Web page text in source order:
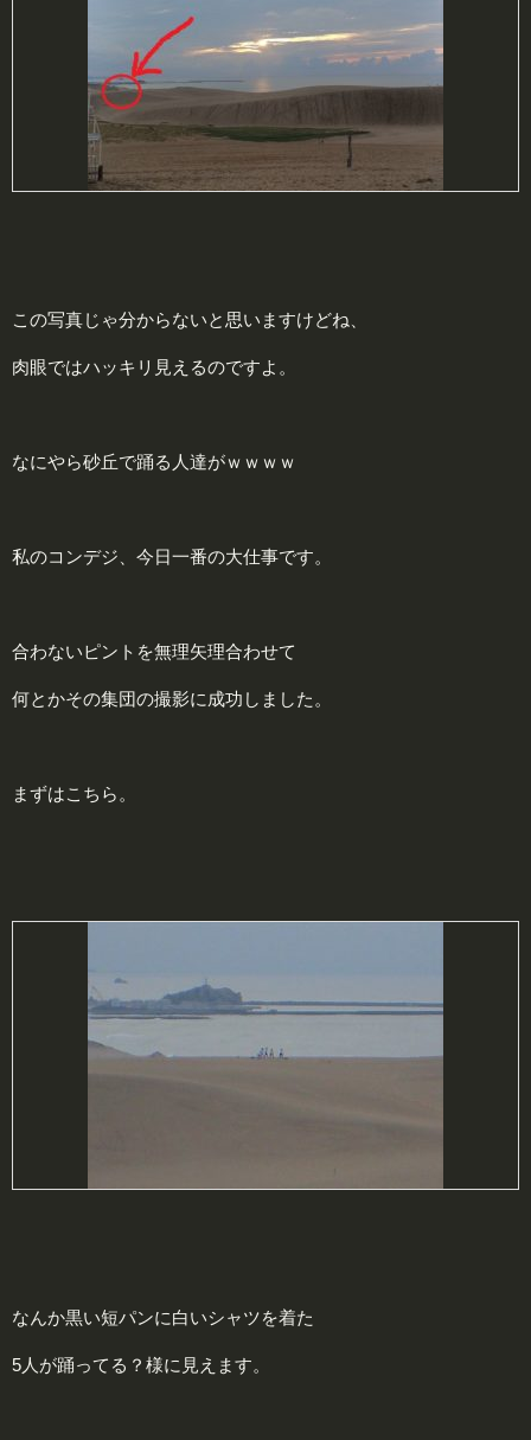
この写真じゃ分からないと思いますけどね、
肉眼ではハッキリ見えるのですよ。
なにやら砂丘で踊る人達がｗｗｗｗ
私のコンデジ、今日一番の大仕事です。
合わないピントを無理矢理合わせて
何とかその集団の撮影に成功しました。
まずはこちら。
なんか黒い短パンに白いシャツを着た
5人が踊ってる？様に見えます。